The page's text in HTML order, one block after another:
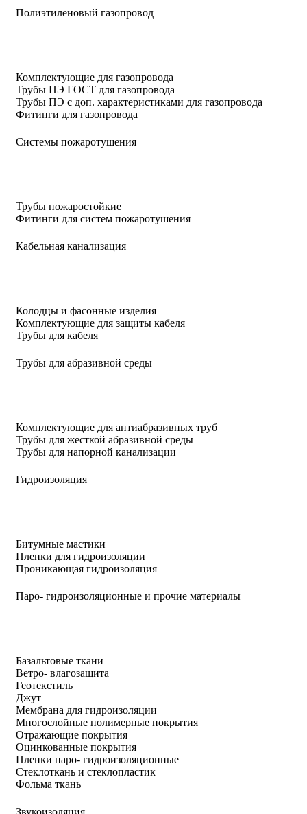
Полиэтиленовый газопровод
Комплектующие для газопровода
Трубы ПЭ ГОСТ для газопровода
Трубы ПЭ с доп. характеристиками для газопровода
Фитинги для газопровода
Системы пожаротушения
Трубы пожаростойкие
Фитинги для систем пожаротушения
Кабельная канализация
Колодцы и фасонные изделия
Комплектующие для защиты кабеля
Трубы для кабеля
Трубы для абразивной среды
Комплектующие для антиабразивных труб
Трубы для жесткой абразивной среды
Трубы для напорной канализации
Гидроизоляция
Битумные мастики
Пленки для гидроизоляции
Проникающая гидроизоляция
Паро- гидроизоляционные и прочие материалы
Базальтовые ткани
Ветро- влагозащита
Геотекстиль
Джут
Мембрана для гидроизоляции
Многослойные полимерные покрытия
Отражающие покрытия
Оцинкованные покрытия
Пленки паро- гидроизоляционные
Стеклоткань и стеклопластик
Фольма ткань
Звукоизоляция